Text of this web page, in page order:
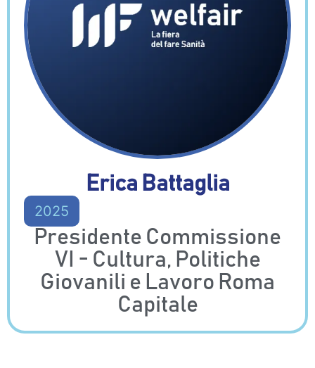
Erica Battaglia
2025
Presidente Commissione
VI - Cultura, Politiche
Giovanili e Lavoro Roma
Capitale